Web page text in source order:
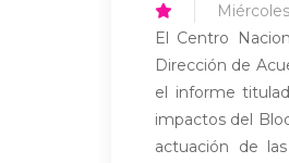
El Centro
Dirección de
el informe
impactos del
actuación de